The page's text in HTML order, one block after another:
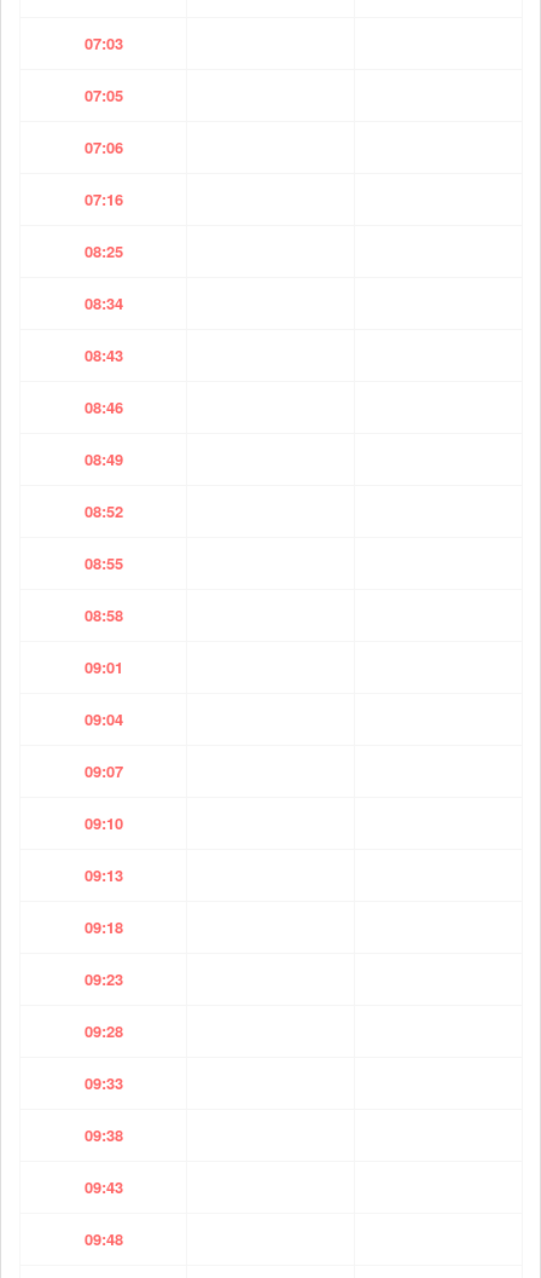
07:03
07:05
07:06
07:16
08:25
08:34
08:43
08:46
08:49
08:52
08:55
08:58
09:01
09:04
09:07
09:10
09:13
09:18
09:23
09:28
09:33
09:38
09:43
09:48